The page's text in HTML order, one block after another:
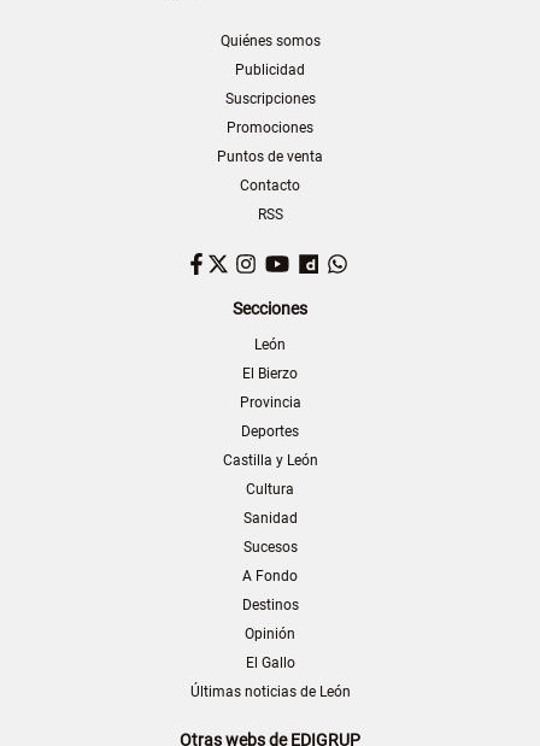
Quiénes somos
Publicidad
Suscripciones
Promociones
Puntos de venta
Contacto
RSS
Facebook
TwitterInstagram
YouTubeDailymotion
Secciones
León
El Bierzo
Provincia
Deportes
Castilla y León
Cultura
Sanidad
Sucesos
A Fondo
Destinos
Opinión
El Gallo
Últimas noticias de León
Otras webs de EDIGRUP